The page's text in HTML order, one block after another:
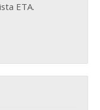
ETA.